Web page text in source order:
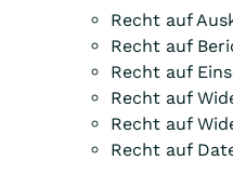
Recht auf
Recht auf
Recht auf
Recht auf
Recht auf
Recht auf